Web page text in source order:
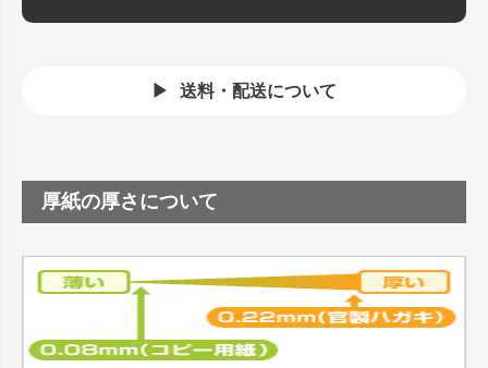
送料・配送について
厚紙の厚さについて